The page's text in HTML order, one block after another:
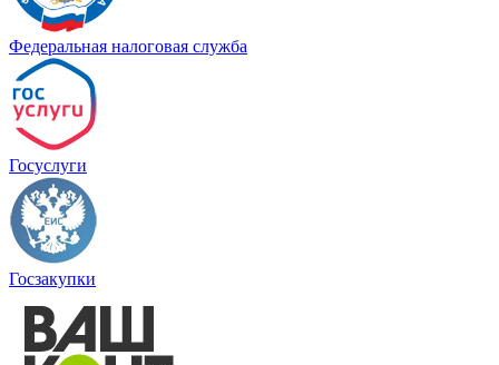
Федеральная налоговая служба
Госуслуги
Госзакупки